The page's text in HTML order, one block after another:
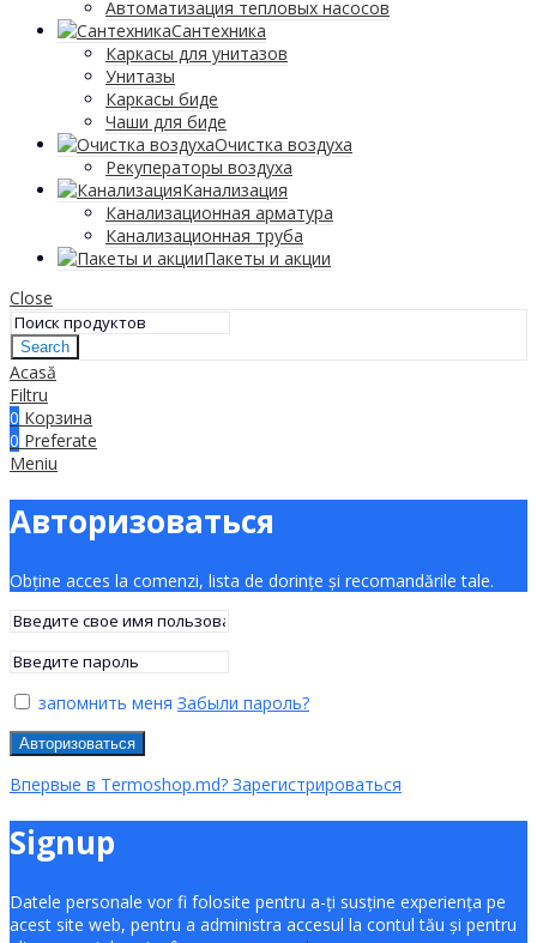
Автоматизация тепловых насосов
Сантехника
Каркасы для унитазов
Унитазы
Каркасы биде
Чаши для биде
Очистка воздуха
Рекуператоры воздуха
Канализация
Канализационная арматура
Канализационная труба
Пакеты и акции
Close
Search
Acasă
Filtru
0 Корзина
0 Preferate
Meniu
Авторизоваться
Obține acces la comenzi, lista de dorințe și recomandările tale.
запомнить меня Забыли пароль?
Авторизоваться
Впервые в Termoshop.md? Зарегистрироваться
Signup
Datele personale vor fi folosite pentru a-ți susține experiența pe
acest site web, pentru a administra accesul la contul tău și pentru